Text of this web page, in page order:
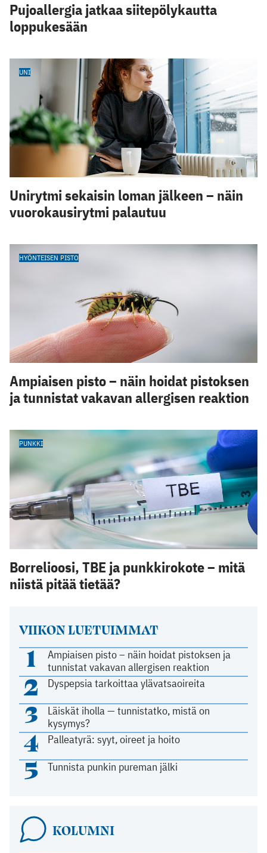
VIIKON LUETUIMMAT
1
Ampiaisen pisto – näin hoidat pistoksen ja
tunnistat vakavan allergisen reaktion
2 Dyspepsia tarkoittaa ylävatsaoireita
3
Läiskät iholla — tunnistatko, mistä on
kysymys?
4 Palleatyrä: syyt, oireet ja hoito
5 Tunnista punkin pureman jälki
KOLUMNI
Pujoallergia jatkaa siitepölykautta
loppukesään
UNI
Unirytmi sekaisin loman jälkeen – näin
vuorokausirytmi palautuu
HYÖNTEISEN PISTO
Ampiaisen pisto – näin hoidat pistoksen
ja tunnistat vakavan allergisen reaktion
PUNKKI
Borrelioosi, TBE ja punkkirokote – mitä
niistä pitää tietää?